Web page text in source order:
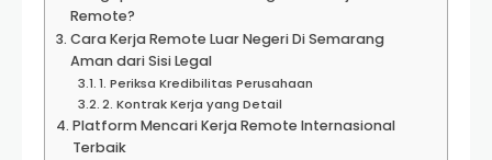
Remote?
Cara Kerja Remote Luar Negeri Di Semarang
Aman dari Sisi Legal
1. Periksa Kredibilitas Perusahaan
2. Kontrak Kerja yang Detail
Platform Mencari Kerja Remote Internasional
Terbaik